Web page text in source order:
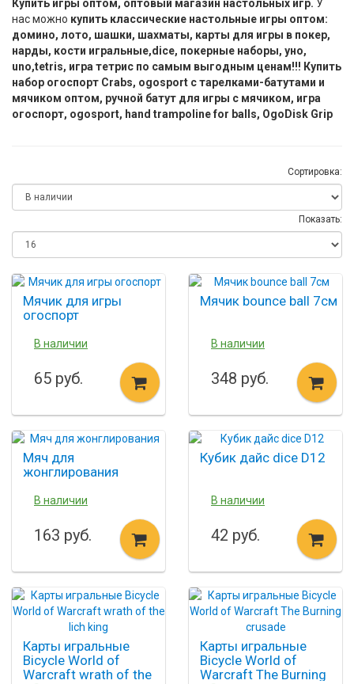
Купить игры оптом, оптовый магазин настольных игр. У
нас можно купить классические настольные игры оптом:
домино, лото, шашки, шахматы, карты для игры в покер,
нарды, кости игральные,dice, покерные наборы, уно,
uno,tetris, игра тетрис по самым выгодным ценам!!! Купить
набор огоспорт Crabs, ogosport с тарелками-батутами и
мячиком оптом, ручной батут для игры с мячиком, игра
огоспорт, ogosport, hand trampoline for balls, OgoDisk Grip
Сортировка:
Показать:
Мячик для игры
огоспорт
В наличии
65 руб.
Мячик bounce ball 7см
В наличии
348 руб.
Мяч для
жонглирования
В наличии
163 руб.
Кубик дайс dice D12
В наличии
42 руб.
Карты игральные
Bicycle World of
Warcraft wrath of the
Карты игральные
Bicycle World of
Warcraft The Burning